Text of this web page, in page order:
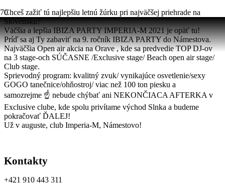
Chceš zažiť tú najlepšiu letnú žúrku pri najväčšej priehrade na
Slovensku?
Väčšia a lepšia IBIZA PARTY IMPERIA-M 2021 je opäť tu!
Príď sa aj Ty zabaviť na 9. ročník IBIZA PARTY do Námestova.
Najväčšia Open air akcia na Orave , kde sa predvedie TOP DJ-ov
na 3 stage-och SÚČASNE /Exclusive stage/ Beach open air stage/
Club stage.
Sprievodný program: kvalitný zvuk/ vynikajúce osvetlenie/sexy
GOGO tanečnice/ohňostroj/ viac než 100 ton piesku a
samozrejme ☝ nebude chýbať ani NEKONČIACA AFTERKA v
Exclusive clube, kde spolu privítame východ Slnka a budeme
pokračovať ĎALEJ!
Už v auguste, club Imperia-M, Námestovo!
Kontakty
+421 910 443 311